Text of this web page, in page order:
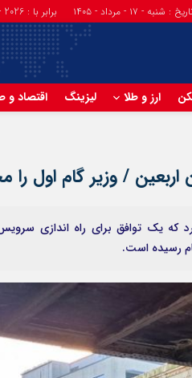
: شنبه - ۱۷ - مرداد - ۱۴۰۵ برابر با : Saturday - 8 - August - 2026
ارز و طلا لیزینگ اقتصاد
اربعین / وزیر گام اول
که یک توافق برای راه اندازی
رسیده است.